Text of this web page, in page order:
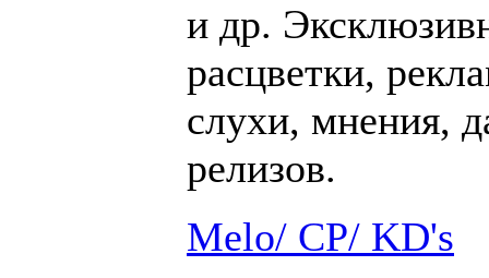
и др.
расцветки,
слухи, мнения,
релизов.
Melo/ CP/ KD's